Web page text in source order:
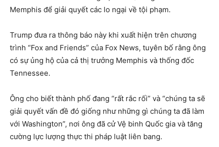
Memphis để giải quyết các lo ngại về tội phạm.
Trump đưa ra thông báo này khi xuất hiện trên chương
trình “Fox and Friends” của Fox News, tuyên bố rằng ông
có sự ủng hộ của cả thị trưởng Memphis và thống đốc
Tennessee.
Ông cho biết thành phố đang “rất rắc rối” và “chúng ta sẽ
giải quyết vấn đề đó giống như những gì chúng ta đã làm
với Washington”, nơi ông đã cử Vệ binh Quốc gia và tăng
cường lực lượng thực thi pháp luật liên bang.